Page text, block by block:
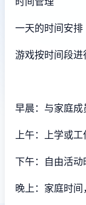
一天的时间安排
游戏按时间段进
早晨：与家庭
上午：上学或
下午：自由活
晚上：家庭时